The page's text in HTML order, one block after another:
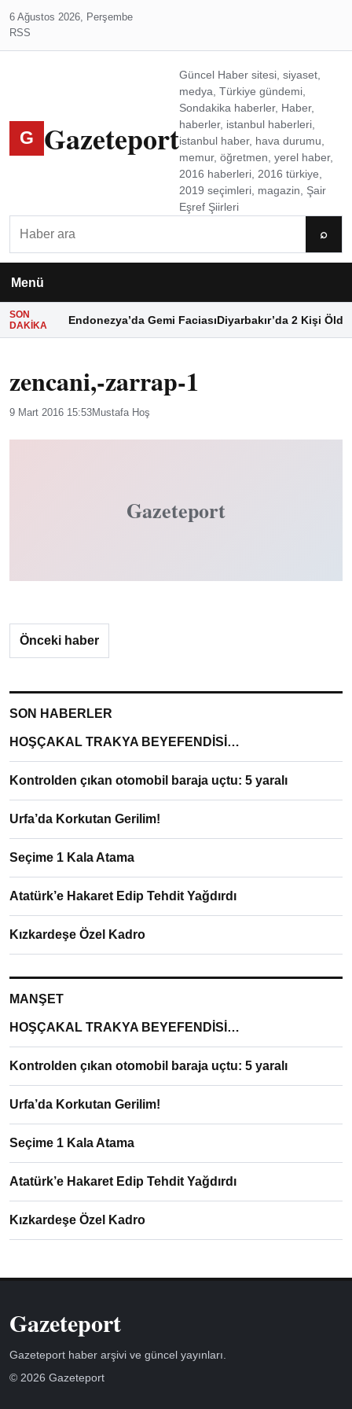
6 Ağustos 2026, Perşembe
RSS
G Gazeteport
Güncel Haber sitesi, siyaset,
medya, Türkiye gündemi,
Sondakika haberler, Haber,
haberler, istanbul haberleri,
istanbul haber, hava durumu,
memur, öğretmen, yerel haber,
2016 haberleri, 2016 türkiye,
2019 seçimleri, magazin, Şair
Eşref Şiirleri
⌕
Menü
SON
DAKIKA
Endonezya’da Gemi FaciasıDiyarbakır’da 2 Kişi Öldü
zencani,-zarrap-1
9 Mart 2016 15:53Mustafa Hoş
Gazeteport
Önceki haber
SON HABERLER
HOŞÇAKAL TRAKYA BEYEFENDİSİ…
Kontrolden çıkan otomobil baraja uçtu: 5 yaralı
Urfa’da Korkutan Gerilim!
Seçime 1 Kala Atama
Atatürk’e Hakaret Edip Tehdit Yağdırdı
Kızkardeşe Özel Kadro
MANŞET
HOŞÇAKAL TRAKYA BEYEFENDİSİ…
Kontrolden çıkan otomobil baraja uçtu: 5 yaralı
Urfa’da Korkutan Gerilim!
Seçime 1 Kala Atama
Atatürk’e Hakaret Edip Tehdit Yağdırdı
Kızkardeşe Özel Kadro
Gazeteport
Gazeteport haber arşivi ve güncel yayınları.
© 2026 Gazeteport